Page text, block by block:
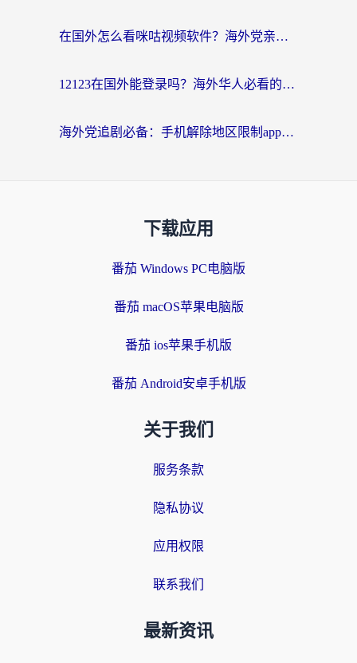
在国外怎么看咪咕视频软件？海外党亲测有效的回国加速方案
12123在国外能登录吗？海外华人必看的回国加速实用指南
海外党追剧必备：手机解除地区限制app怎么选？解决央视视频&国内剧地区限制全指南
下载应用
番茄 Windows PC电脑版
番茄 macOS苹果电脑版
番茄 ios苹果手机版
番茄 Android安卓手机版
关于我们
服务条款
隐私协议
应用权限
联系我们
最新资讯